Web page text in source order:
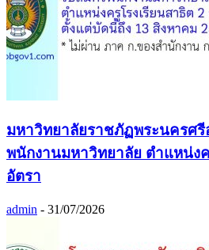
มหาวิทยาลัยราชภัฏพระนครศรี
พนักงานมหาวิทยาลัย ตำแหน่งค
อัตรา
admin - 31/07/2026